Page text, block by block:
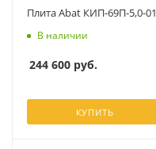
Плита Abat КИП-69П-5,0-01
В наличии
244 600 руб.
КУПИТЬ